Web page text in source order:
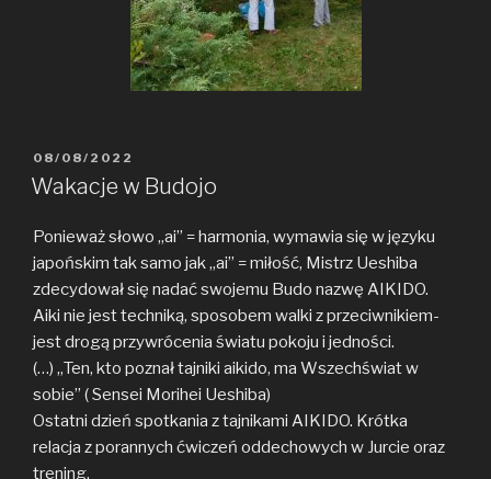
POSTED
ON
08/08/2022
Wakacje w Budojo
Ponieważ słowo „ai” = harmonia, wymawia się w języku
japońskim tak samo jak „ai” = miłość, Mistrz Ueshiba
zdecydował się nadać swojemu Budo nazwę AIKIDO.
Aiki nie jest techniką, sposobem walki z przeciwnikiem-
jest drogą przywrócenia światu pokoju i jedności.
(…) „Ten, kto poznał tajniki aikido, ma Wszechświat w
sobie” ( Sensei Morihei Ueshiba)
Ostatni dzień spotkania z tajnikami AIKIDO. Krótka
relacja z porannych ćwiczeń oddechowych w Jurcie oraz
trening.